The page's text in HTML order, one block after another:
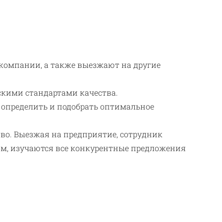
а также выезжают на другие
стандартами качества.
и подобрать оптимальное
Выезжая на предприятие, сотрудник
изучаются все конкурентные предложения